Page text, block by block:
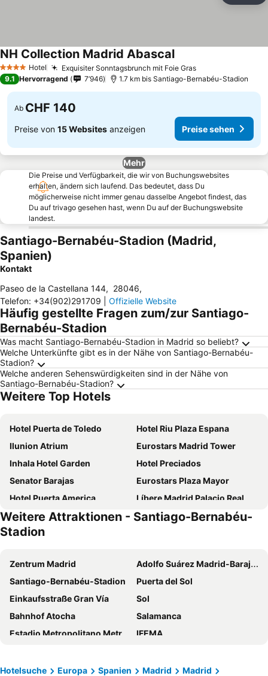
4 Sterne Hotel Exquisiter Sonntagsbrunch mit Foie GrasPreise sehen
NH Collection Madrid AbascalPreise sehen
9.1 Hervorragend 7’946 1.7 km bis Santiago-Bernabéu-Stadion
Ab CHF 140
Preise von 15 Websites anzeigen Preise sehen
Mehr
Die Preise und Verfügbarkeit, die wir von Buchungswebsites
erhalten, ändern sich laufend. Das bedeutet, dass Du
möglicherweise nicht immer genau dasselbe Angebot findest, das
Du auf trivago gesehen hast, wenn Du auf der Buchungswebsite
landest.
Santiago-Bernabéu-Stadion (Madrid,
Spanien)
Kontakt
Paseo de la Castellana 144, 28046,
Telefon: +34(902)291709 Offizielle Website
Häufig gestellte Fragen zum/zur Santiago-
Bernabéu-Stadion
Was macht Santiago-Bernabéu-Stadion in Madrid so beliebt?
Welche Unterkünfte gibt es in der Nähe von Santiago-Bernabéu-
Stadion?
Welche anderen Sehenswürdigkeiten sind in der Nähe von
Santiago-Bernabéu-Stadion?
Weitere Top Hotels
Hotel Puerta de Toledo
Hotel Riu Plaza Espana
Ilunion Atrium
Eurostars Madrid Tower
Inhala Hotel Garden
Hotel Preciados
Senator Barajas
Eurostars Plaza Mayor
Hotel Puerta America
Líbere Madrid Palacio Real
Eurostars Madrid Gran Vía
Hotel Moderno
Emperador
Hotel Europa
Intercontinental Hotels Madrid By Ihg
Ilunion Suites Madrid
Novotel Madrid City Las Ventas
H10 Tribeca
Hotel Liabeny
Optimi Rooms Madrid
BLESS Madrid
The Madrid EDITION
Hard Rock Hotel Madrid
Hotel Ópera
Hotel Eurostars Casa de la Lírica
Weitere Attraktionen - Santiago-Bernabéu-
Stadion
Zentrum Madrid
Adolfo Suárez Madrid-Barajas Flughafen
Santiago-Bernabéu-Stadion
Puerta del Sol
Einkaufsstraße Gran Vía
Sol
Bahnhof Atocha
Salamanca
Estadio Metropolitano Metro Station
IFEMA
Malasana
Atocha
Hotelsuche Europa Spanien Madrid
Madrid